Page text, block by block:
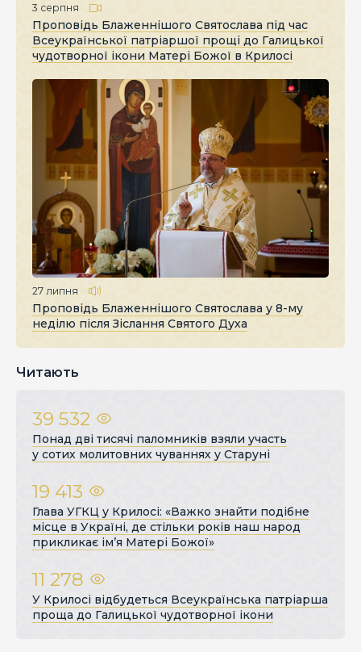
3 серпня
Проповідь Блаженнішого Святослава під час
Всеукраїнської патріаршої прощі до Галицької
чудотворної ікони Матері Божої в Крилосі
27 липня
Проповідь Блаженнішого Святослава у 8-му
неділю після Зіслання Святого Духа
Читають
39 532
Понад дві тисячі паломників взяли участь
у сотих молитовних чуваннях у Старуні
19 413
Глава УГКЦ у Крилосі: «Важко знайти подібне
місце в Україні, де стільки років наш народ
прикликає ім’я Матері Божої»
11 278
У Крилосі відбудеться Всеукраїнська патріарша
проща до Галицької чудотворної ікони